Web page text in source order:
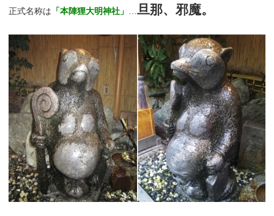
正式名称は 「本陣狸大明神社」 …旦那、邪魔。